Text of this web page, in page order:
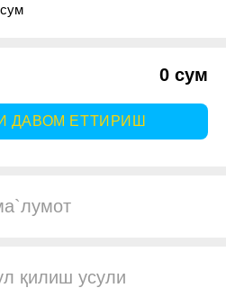
0 сум
ДАВОМ ЕТТИРИШ
қилиш усули